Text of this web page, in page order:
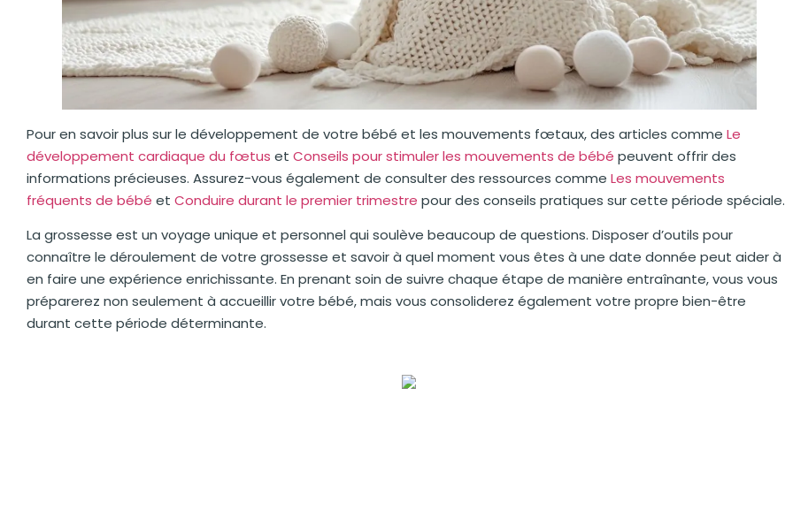
Pour en savoir plus sur le développement de votre bébé et les mouvements fœtaux, des articles comme Le
développement cardiaque du fœtus et Conseils pour stimuler les mouvements de bébé peuvent offrir des
informations précieuses. Assurez-vous également de consulter des ressources comme Les mouvements
fréquents de bébé et Conduire durant le premier trimestre pour des conseils pratiques sur cette période spéciale.
La grossesse est un voyage unique et personnel qui soulève beaucoup de questions. Disposer d’outils pour
connaître le déroulement de votre grossesse et savoir à quel moment vous êtes à une date donnée peut aider à
en faire une expérience enrichissante. En prenant soin de suivre chaque étape de manière entraînante, vous vous
préparerez non seulement à accueillir votre bébé, mais vous consoliderez également votre propre bien-être
durant cette période déterminante.